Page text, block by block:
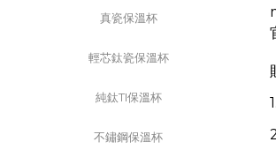
真瓷保溫杯
輕芯鈦瓷保溫杯
純鈦TI保溫杯
不鏽鋼保溫杯